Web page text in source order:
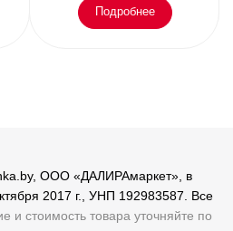
Подробнее
ООО «ДАЛИРАмаркет», в
2017 г., УНП 192983587. Все
и стоимость товара уточняйте по